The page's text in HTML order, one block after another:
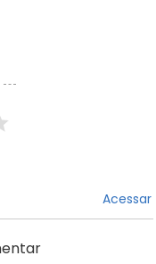
Acessar